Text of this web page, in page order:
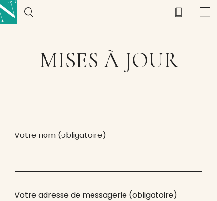
MISES À JOUR
Votre nom (obligatoire)
Votre adresse de messagerie (obligatoire)